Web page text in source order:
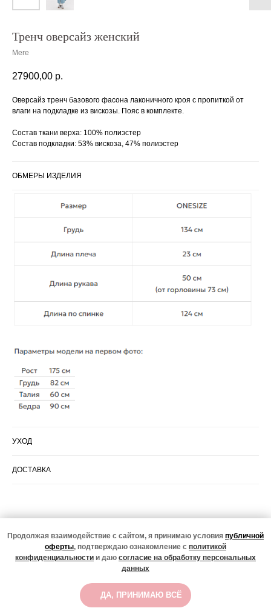
Продолжая взаимодействие с сайтом, я принимаю условия публичной
оферты, подтверждаю ознакомление с политикой
конфиденциальности и даю согласие на обработку персональных
данных
ДА, ПРИНИМАЮ ВСЁ
Тренч оверсайз женский
Mere
27900,00 р.
СООБЩИТЬ О ПОСТУПЛЕНИИ
Оверсайз тренч базового фасона лаконичного кроя с пропиткой от
влаги на подкладке из вискозы. Пояс в комплекте.
Состав ткани верха: 100% полиэстер
Состав подкладки: 53% вискоза, 47% полиэстер
ОБМЕРЫ ИЗДЕЛИЯ
УХОД
ДОСТАВКА
Подписаться
Подписчики нашего тг-канала в курсе всех новинок,
специальных предложений и жизни магазина
© 2020-2026
ООО "Классно" ИНН 2310148219 ОГРН 1102310004510
Юр. адрес: Республика Калмыкия, Юстинский р-он, п.
Цаган-Аман, ул. Победы, д. 2, эт. 1, оф. 13